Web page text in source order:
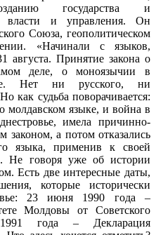
государства и
власти и управления. Он
Союза, геополитическом
«Начинали с языков,
августа. Принятие закона о
деле, о моноязычии в
Нет ни русского, ни
как судьба поворачивается:
молдавском языке, и война в
имела причинно-
законом, а потом отказались
языка, применив к своей
Не говоря уже об истории
Есть две интересные даты,
которые исторически
23 июня 1990 года –
Молдовы от Советского
года – Декларация